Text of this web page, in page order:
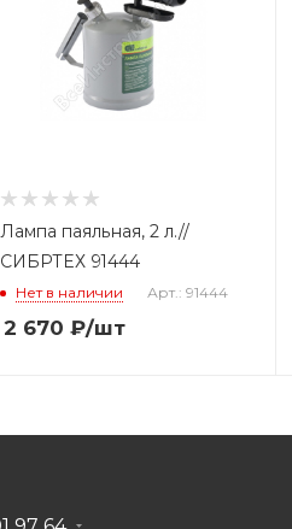
Лампа паяльная, 2 л.//
СИБРТЕХ 91444
Нет в наличии Арт.: 91444
2 670 ₽/шт